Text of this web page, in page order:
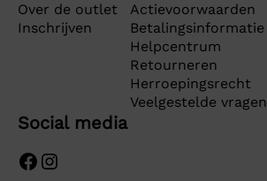
Over de outlet
Inschrijven
Actievoorwaarden
Betalingsinformatie
Helpcentrum
Retourneren
Herroepingsrecht
Veelgestelde vragen
Social media
Facebook